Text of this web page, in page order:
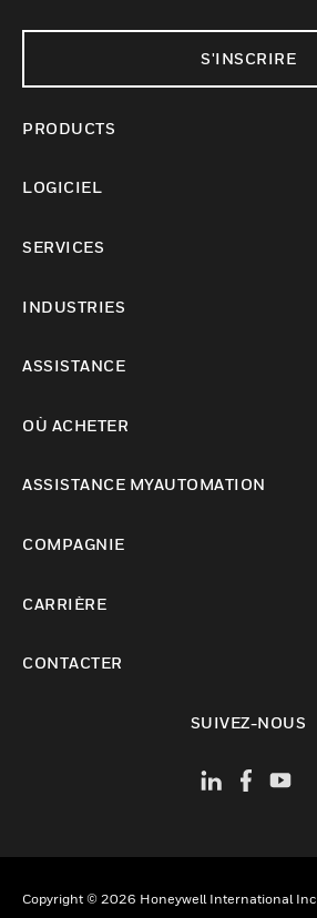
S'INSCRIRE
PRODUCTS
LOGICIEL
SERVICES
INDUSTRIES
ASSISTANCE
OÙ ACHETER
ASSISTANCE MYAUTOMATION
COMPAGNIE
CARRIÈRE
CONTACTER
SUIVEZ-NOUS
Copyright © 2026 Honeywell International Inc